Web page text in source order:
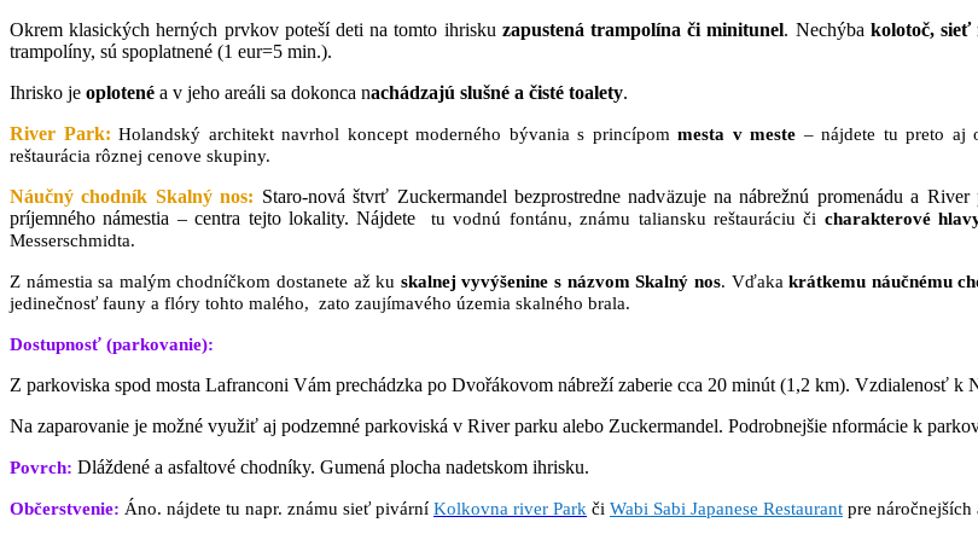
Okrem klasických herných prvkov poteší deti na tomto ihrisku zapustená trampolína či minitunel. Nechýba kolotoč, sieť
trampolíny, sú spoplatnené (1 eur=5 min.).
Ihrisko je oplotené a v jeho areáli sa dokonca nachádzajú slušné a čisté toalety.
River Park: Holandský architekt navrhol koncept moderného bývania s princípom mesta v meste – nájdete tu preto aj
reštaurácia rôznej cenove skupiny.
Náučný chodník Skalný nos: Staro-nová štvrť Zuckermandel bezprostredne nadväzuje na nábrežnú promenádu a River
príjemného námestia – centra tejto lokality. Nájdete
tu vodnú fontánu, známu taliansku reštauráciu či charakterové
Messerschmidta.
Z námestia sa malým chodníčkom dostanete až ku skalnej vyvýšenine s názvom Skalný nos. Vďakakrátkemu náučnému
jedinečnosť fauny a flóry tohto malého, zato zaujímavého územia skalného brala.
Dostupnosť (parkovanie):
Z parkoviska spod mosta Lafranconi Vám prechádzka po Dvořákovom nábreží zaberie cca 20 minút (1,2 km). Vzdialenosť k
Na zaparovanie je možné využiť aj podzemné parkoviská v River parku alebo Zuckermandel. Podrobnejšie nformácie k
Povrch: Dláždené a asfaltové chodníky. Gumená plocha nadetskom ihrisku.
Občerstvenie: Áno. nájdete tu napr. známu sieť pivární Kolkovna river Park či Wabi Sabi Japanese Restaurant pre náročnejších